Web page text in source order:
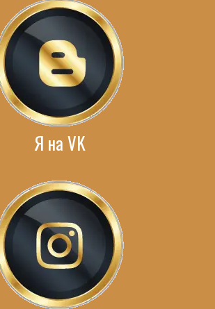
Я на VK